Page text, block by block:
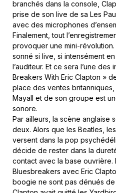
branchés dans la console,
prise de son live de sa Les
avec des microphones
Finalement, tout
provoquer une mini-révolution.
sonné si live, si intensément
l’auditeur. Et ce sera l’une
Breakers With Eric Clapton »
place des ventes
Mayall et de son groupe est
sonore.
Par ailleurs, la scène anglaise
deux. Alors que les Beatles,
versent dans la pop
décide de rester dans la
contact avec la base ouvrière.
Bluesbreakers avec Eric
boogie ne sont pas dénués de